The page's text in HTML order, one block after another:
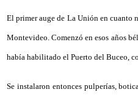
El primer auge de La Unión en cuanto
Montevideo. Comenzó en esos años
había habilitado el Puerto del Buceo,
Se instalaron entonces pulperías,